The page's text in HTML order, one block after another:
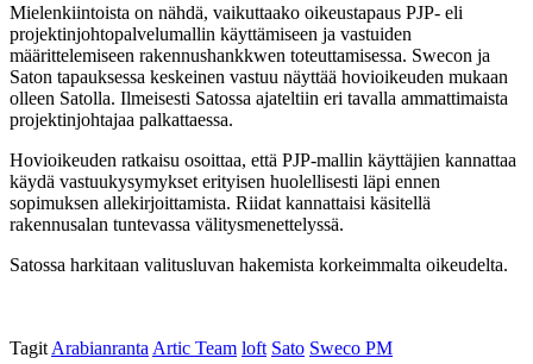
Mielenkiintoista on nähdä, vaikuttaako oikeustapaus PJP- eli
projektinjohtopalvelumallin käyttämiseen ja vastuiden
määrittelemiseen rakennushankkwen toteuttamisessa. Swecon ja
Saton tapauksessa keskeinen vastuu näyttää hovioikeuden mukaan
olleen Satolla. Ilmeisesti Satossa ajateltiin eri tavalla ammattimaista
projektinjohtajaa palkattaessa.
Hovioikeuden ratkaisu osoittaa, että PJP-mallin käyttäjien kannattaa
käydä vastuukysymykset erityisen huolellisesti läpi ennen
sopimuksen allekirjoittamista. Riidat kannattaisi käsitellä
rakennusalan tuntevassa välitysmenettelyssä.
Satossa harkitaan valitusluvan hakemista korkeimmalta oikeudelta.
Tagit Arabianranta Artic Team loft Sato Sweco PM